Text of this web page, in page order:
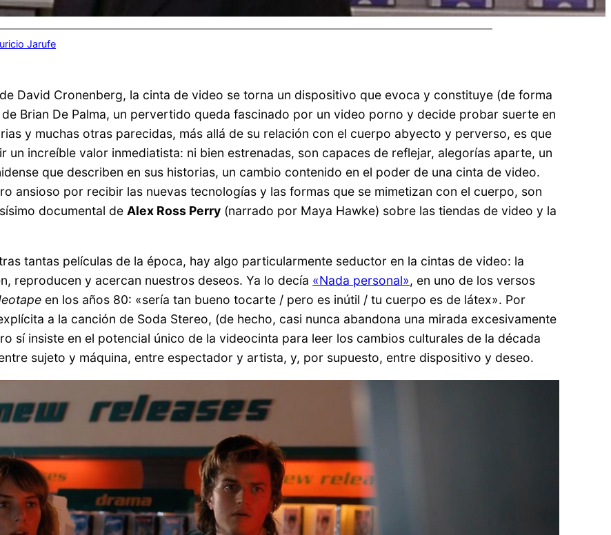
Jarufe
David Cronenberg, la cinta de video se torna un dispositivo que evoca y constituye (de forma
de Brian De Palma, un pervertido queda fascinado por un video porno y decide probar suerte en
y muchas otras parecidas, más allá de su relación con el cuerpo abyecto y perverso, es que
un increíble valor inmediatista: ni bien estrenadas, son capaces de reflejar, alegorías aparte, un
que describen en sus historias, un cambio contenido en el poder de una cinta de video.
ansioso por recibir las nuevas tecnologías y las formas que se mimetizan con el cuerpo, son
documental de Alex Ross Perry (narrado por Maya Hawke) sobre las tiendas de video y la
tantas películas de la época, hay algo particularmente seductor en la cintas de video: la
reproducen y acercan nuestros deseos. Ya lo decía «Nada personal», en uno de los versos
en los años 80: «sería tan bueno tocarte / pero es inútil / tu cuerpo es de látex». Por
a la canción de Soda Stereo, (de hecho, casi nunca abandona una mirada excesivamente
sí insiste en el potencial único de la videocinta para leer los cambios culturales de la década
sujeto y máquina, entre espectador y artista, y, por supuesto, entre dispositivo y deseo.